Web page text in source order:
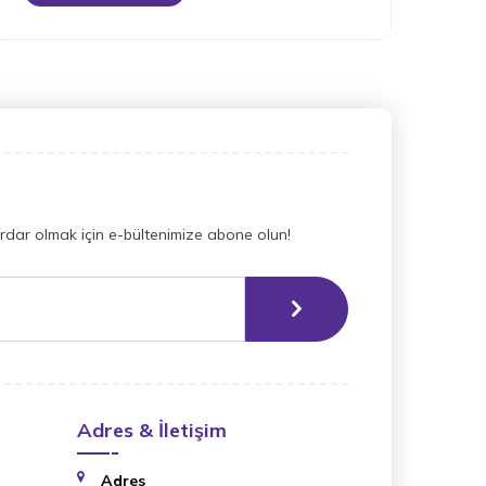
olmak için e-bültenimize abone olun!
Adres & İletişim
Adres